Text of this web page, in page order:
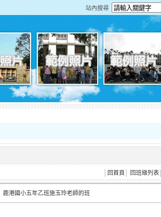
站內搜尋
回首頁 回班級列表
鹿港國小五年乙班施玉玲老師的班